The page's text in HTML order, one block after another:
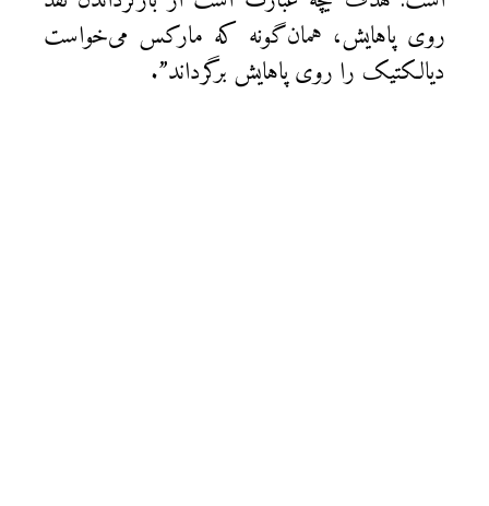
روی پاهایش، همان‌گونه که مارکس می‌خواست
دیالکتیک را روی پاهایش برگرداند”.